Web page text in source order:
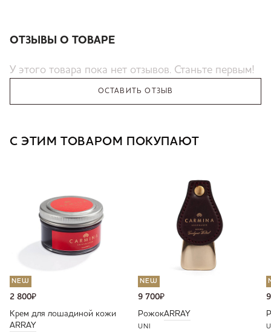
ОТЗЫВЫ О ТОВАРЕ
У этого товара пока нет отзывов. Станьте первым!
ОСТАВИТЬ ОТЗЫВ
С ЭТИМ ТОВАРОМ ПОКУПАЮТ
NEW
2 800₽
Крем для лошадиной кожи
ARRAY
NEW
9 700₽
РожокARRAY
UNI